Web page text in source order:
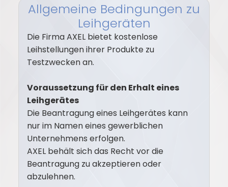
Allgemeine Bedingungen zu
Leihgeräten
Die Firma AXEL bietet kostenlose
Leihstellungen ihrer Produkte zu
Testzwecken an.
Voraussetzung für den Erhalt eines
Leihgerätes
Die Beantragung eines Leihgerätes kann
nur im Namen eines gewerblichen
Unternehmens erfolgen.
AXEL behält sich das Recht vor die
Beantragung zu akzeptieren oder
abzulehnen.